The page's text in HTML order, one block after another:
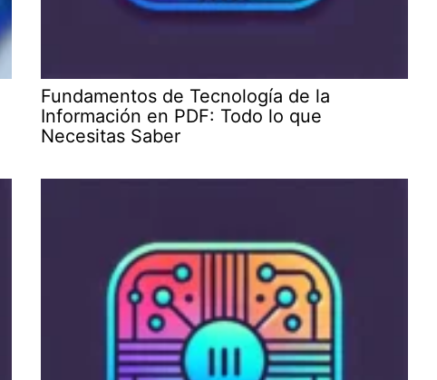
Fundamentos de Tecnología de la
Información en PDF: Todo lo que
Necesitas Saber